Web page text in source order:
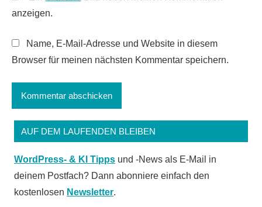
anzeigen.
Name, E-Mail-Adresse und Website in diesem
Browser für meinen nächsten Kommentar speichern.
AUF DEM LAUFENDEN BLEIBEN
WordPress- & KI Tipps und -News als E-Mail in
deinem Postfach? Dann abonniere einfach den
kostenlosen Newsletter.